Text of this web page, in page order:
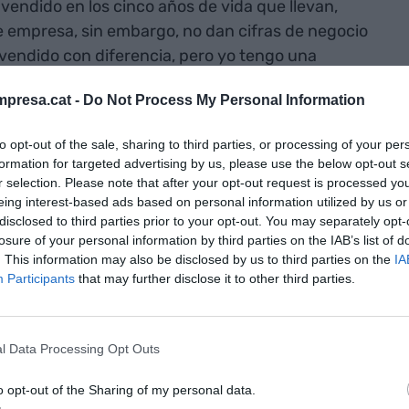
- Do Not Process My Personal Information
opt-out of the sale, sharing to third parties, or processing of your
for targeted advertising by us, please use the below opt-out
selection. Please note that after your opt-out request is processed
interest-based ads based on personal information utilized by us
to third parties prior to your opt-out. You may separately
of your personal information by third parties on the IAB’s list of
This information may also be disclosed by us to third parties on the
Participants that may further disclose it to other third parties.
Data Processing Opt Outs
opt-out of the Sharing of my personal data.
en los cinco años de vida que llevan,
sin embargo, no dan cifras de negocio
con diferencia, pero yo tengo una
el masajeador de clítoris Radian. ¿Por qué tiene
eficaz y genera sensaciones muy intensas;
explica Boldú. Tan rápido como un minuto y
delboomdel succionador de clítoris que creó
empezamos, se han roto algunos tabúes sobre la
porque el Satisfyer hace años que está en el
a romper más tabúes.
se han
sobre la